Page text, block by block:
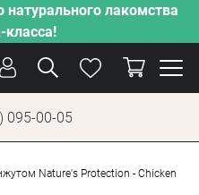
натурального лакомства
095-00-05
Nature's Protection - Chicken